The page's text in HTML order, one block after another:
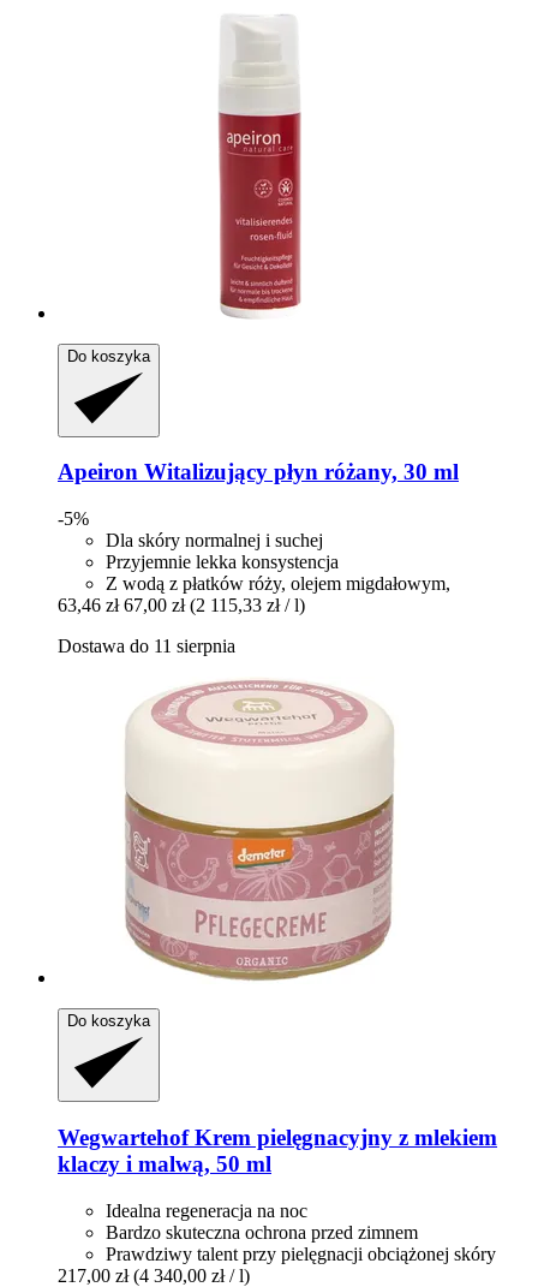
Do koszyka
Apeiron Witalizujący płyn różany, 30 ml
-5%
Dla skóry normalnej i suchej
Przyjemnie lekka konsystencja
Z wodą z płatków róży, olejem migdałowym,
63,46 zł 67,00 zł (2 115,33 zł / l)
Dostawa do 11 sierpnia
Do koszyka
WegwartehofKrem pielęgnacyjny z mlekiem
klaczy i malwą, 50 ml
Idealna regeneracja na noc
Bardzo skuteczna ochrona przed zimnem
Prawdziwy talent przy pielęgnacji obciążonej skóry
217,00 zł (4 340,00 zł / l)